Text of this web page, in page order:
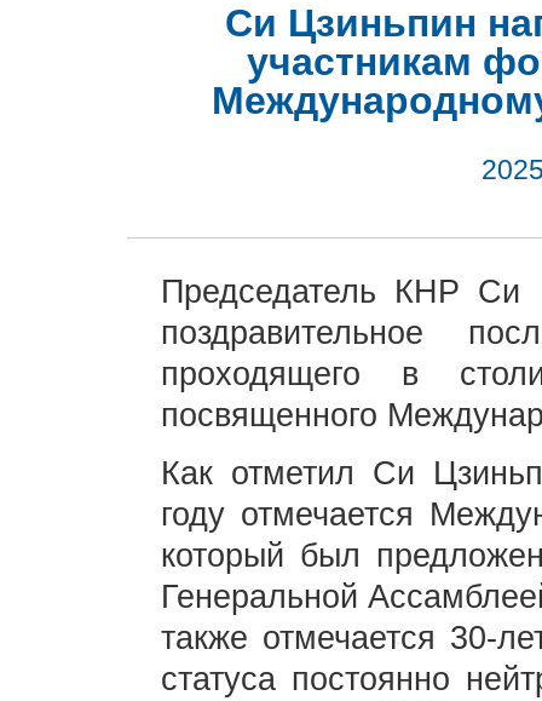
Си Цзиньпин
участникам
Председатель КНР Си
поздравительное
проходящего в
посвященного
Как отметил Си
году отмечается
который был
Генеральной
также отмечается 30-
статуса постоянно